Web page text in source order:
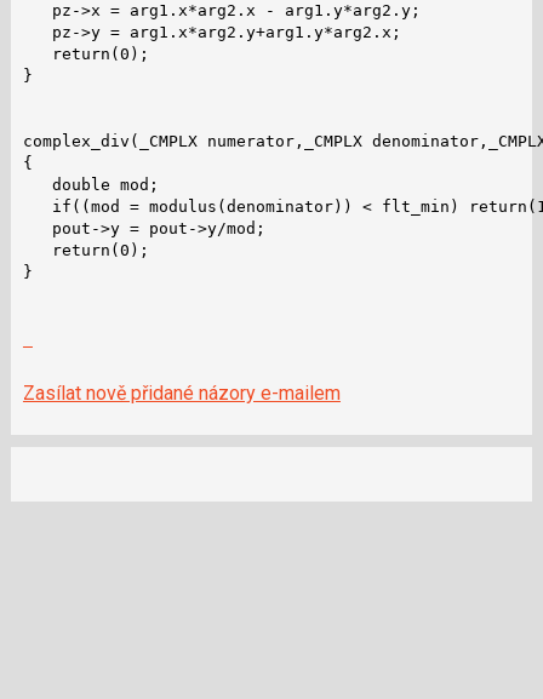
   pz->x = arg1.x*arg2.x - arg1.y*arg2.y;
   pz->y = arg1.x*arg2.y+arg1.y*arg2.x;
   return(0);
}
complex_div(_CMPLX numerator,_CMPLX
{
   double mod;
if((mod = modulus(denominator)) < flt_min)
   pout->y = pout->y/mod;
   return(0);
}
vlákno
Zasílat nově přidané názory e-mailem